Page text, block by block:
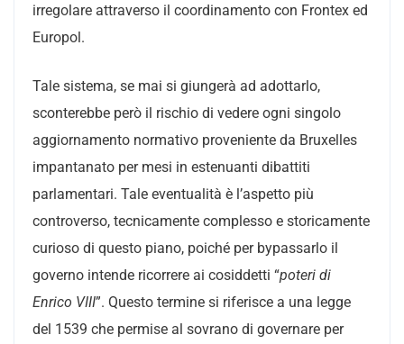
irregolare attraverso il coordinamento con Frontex ed
Europol.
Tale sistema, se mai si giungerà ad adottarlo,
sconterebbe però il rischio di vedere ogni singolo
aggiornamento normativo proveniente da Bruxelles
impantanato per mesi in estenuanti dibattiti
parlamentari. Tale eventualità è l’aspetto più
controverso, tecnicamente complesso e storicamente
curioso di questo piano, poiché per bypassarlo il
governo intende ricorrere ai cosiddetti “poteri di
Enrico VIII”. Questo termine si riferisce a una legge
del 1539 che permise al sovrano di governare per